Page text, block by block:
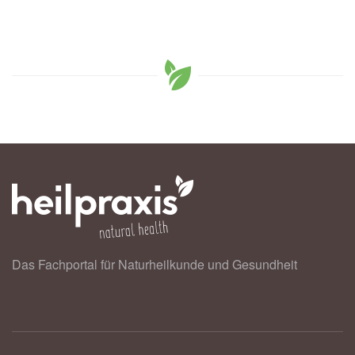
Das Fachportal für Naturheilkunde und Gesundheit